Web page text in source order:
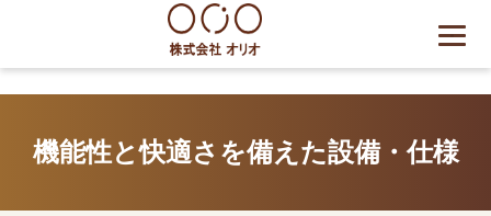
content
世田谷区の相続・空き家・借
却・買取は株式会社Orio
機能性と快適さを備えた設備・仕様